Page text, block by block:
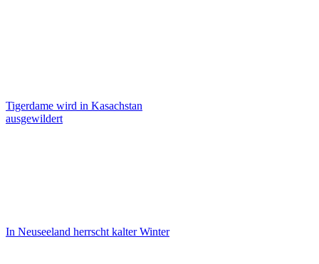
Tigerdame wird in Kasachstan
ausgewildert
In Neuseeland herrscht kalter Winter